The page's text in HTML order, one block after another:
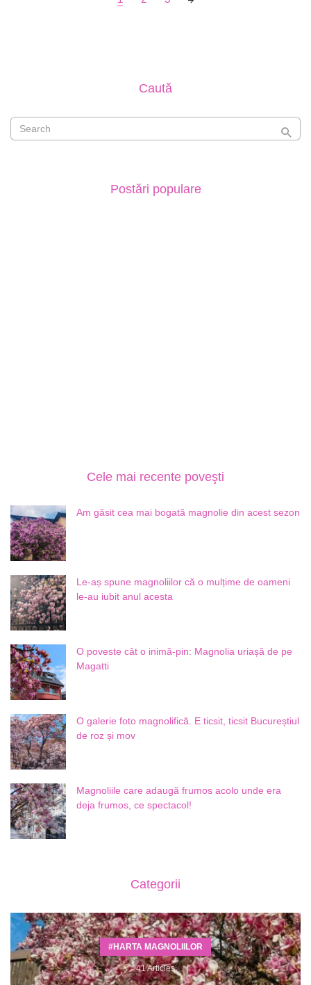
Caută
Postări populare
Cele mai recente poveşti
Am găsit cea mai bogată magnolie din acest sezon
Le-aș spune magnoliilor că o mulțime de oameni
le-au iubit anul acesta
O poveste cât o inimă-pin: Magnolia uriașă de pe
Magatti
O galerie foto magnolifică. E ticsit, ticsit Bucureștiul
de roz și mov
Magnoliile care adaugă frumos acolo unde era
deja frumos, ce spectacol!
Categorii
#HARTA MAGNOLIILOR
41 Articles